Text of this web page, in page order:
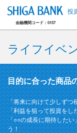
投
金融機関コード：0157
ライフイベ
目的に合った商品
「将来に向けて少しずつ
「利益を狙って投資をし
「○○の成長に期待したい
う！